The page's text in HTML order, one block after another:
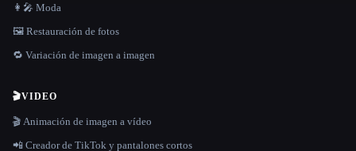
👩‍🎤 Moda
🖼️ Restauración de fotos
🔁 Variación de imagen a imagen
🎬VIDEO
🎬 Animación de imagen a vídeo
📲 Creador de TikTok y pantalones cortos